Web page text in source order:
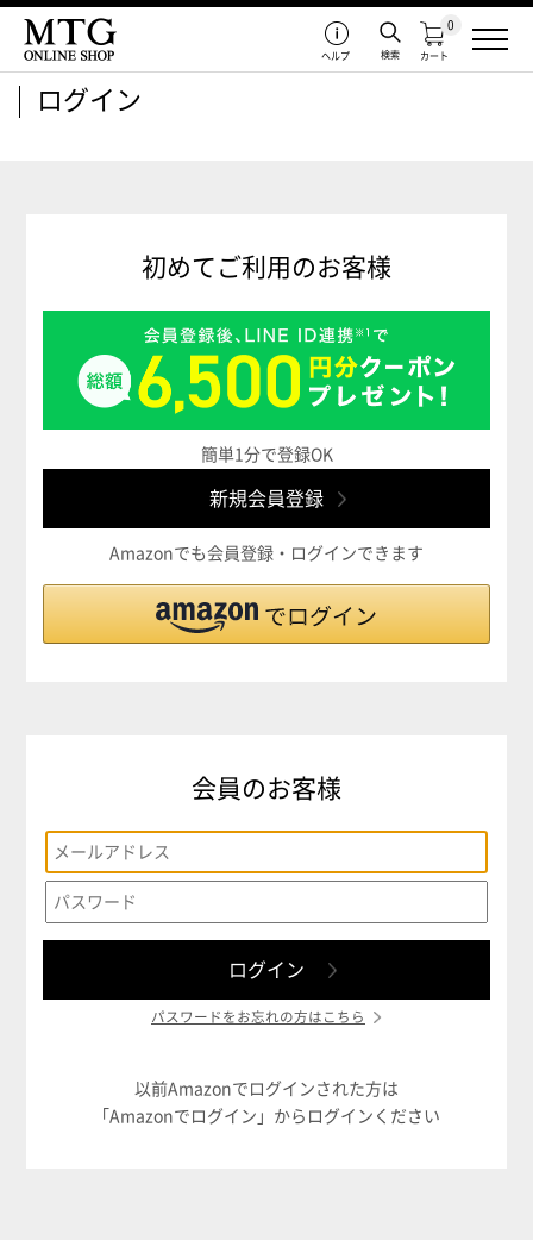
カート
0
検索
ヘルプ
ログイン
初めてご利用のお客様
簡単1分で登録OK
Amazonでも会員登録・ログインできます
会員のお客様
パスワードをお忘れの方はこちら
以前Amazonでログインされた方は
「Amazonでログイン」からログインください